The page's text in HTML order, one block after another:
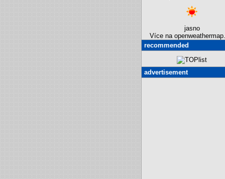
jasno
Více na
recommended
advertisement